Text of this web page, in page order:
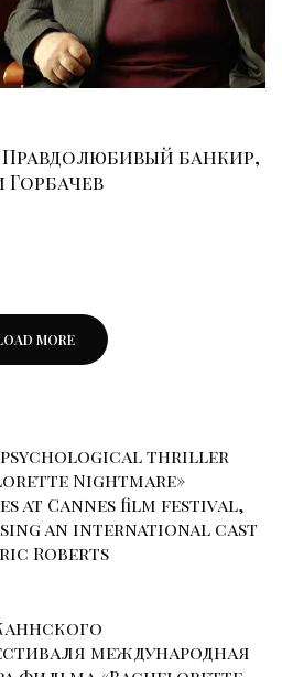
банкир,
MORE
psychological thriller
Nightmare»
at Cannes film festival,
an international cast
Roberts
международная